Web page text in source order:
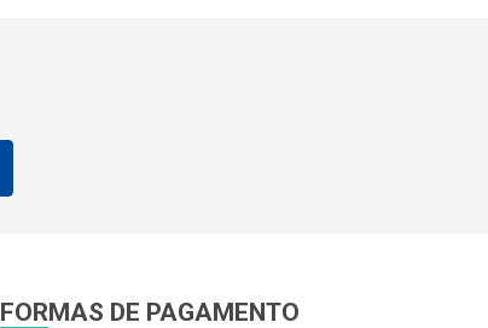
FORMAS DE PAGAMENTO